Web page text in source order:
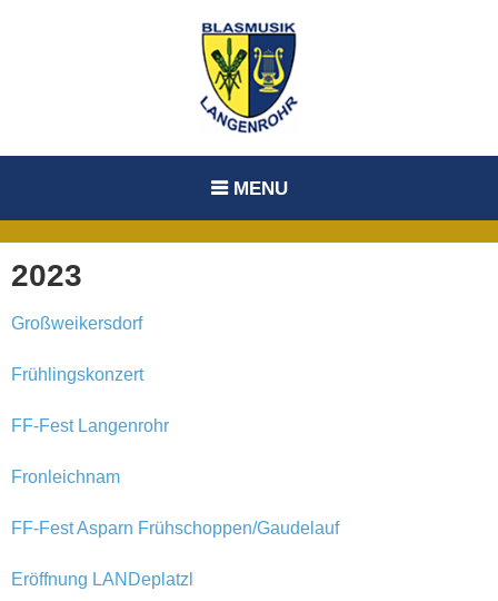
MENU
2023
Großweikersdorf
Frühlingskonzert
FF-Fest Langenrohr
Fronleichnam
FF-Fest Asparn Frühschoppen/Gaudelauf
Eröffnung LANDeplatzl